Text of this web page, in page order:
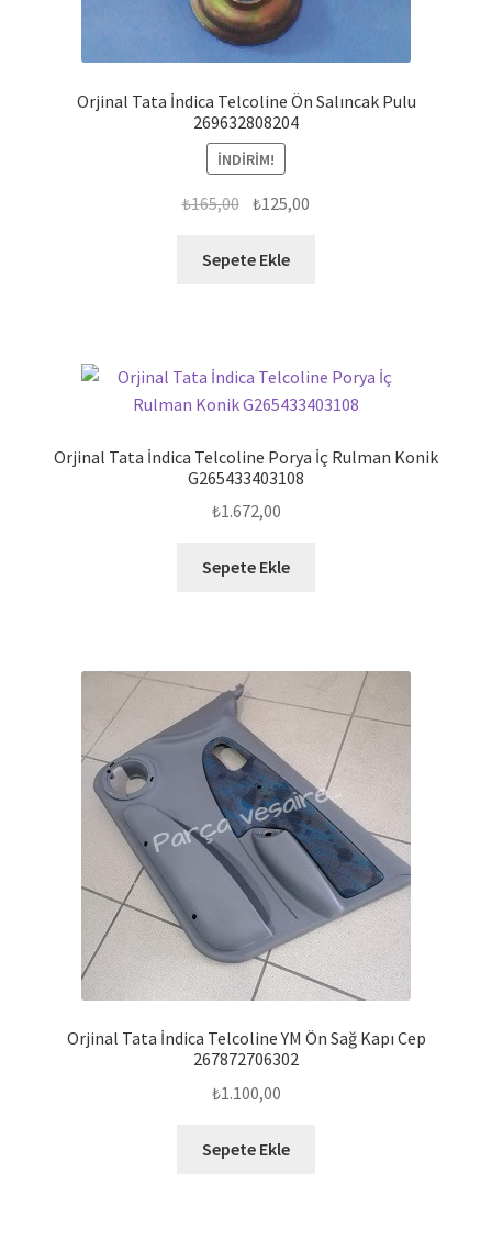
Orjinal Tata İndica Telcoline Ön Salıncak Pulu
269632808204
İNDIRIM!
₺165,00 Orijinal
₺165,00.
₺125,00
Sepete Ekle
Orjinal Tata İndica Telcoline Porya İç Rulman Konik
G265433403108
₺1.672,00
Sepete Ekle
Orjinal Tata İndica Telcoline YM Ön Sağ Kapı Cep
267872706302
₺1.100,00
Sepete Ekle